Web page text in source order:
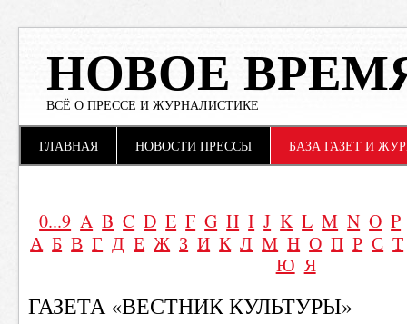
НОВОЕ
ВСЁ О ПРЕССЕ И ЖУРНАЛИСТИКЕ
Main menu
ГЛАВНАЯ НОВОСТИ ПРЕССЫ БАЗА ГАЗЕТ И
0...9 A B C D E F G H I J K L M N O P
А Б В Г Д Е Ж З И К Л М Н О П Р С Т
Ю Я
ГАЗЕТА «ВЕСТНИК КУЛЬТУРЫ»